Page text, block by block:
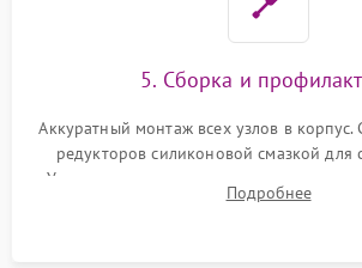
5. Сборка и
Аккуратный монтаж всех узлов в корпус.
редукторов силиконовой смазкой для
Установка новых расходных материалов
микрофибры, щеток). Надежная
Подробнее